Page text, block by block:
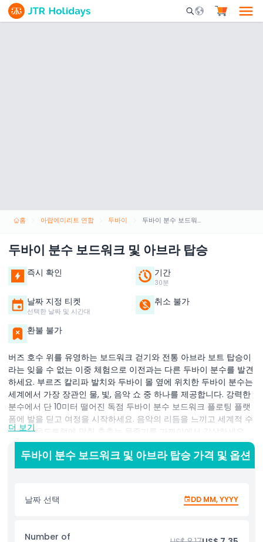
Mobile Search
홈 아랍에미리트 연합 두바이 두바이 분수 보드워크 및 아브라 탑승
두바이 분수 보드워크 및 아브라 탑승
즉시 확인 기간
30분
날짜 지정 티켓
선택한 날짜 및 시간대
취소 불가
환불 불가
버즈 호수 위를 유영하는 보드워크 걷기와 전통 아브라 보트 탑승이
라는 잊을 수 없는 이중 체험으로 이전과는 다른 두바이 분수를 발견
하세요. 부르즈 칼리파 발치와 두바이 몰 옆에 위치한 두바이 분수는
세계에서 가장 장관인 물, 빛, 음악 쇼 중 하나를 제공합니다. 강력한
분수에서 단 10미터 떨어진 독점 두바이 분수 보드워크 플로팅 플랫
폼에 발을 딛고 여정을 시작하세요. 음악의 리듬을 느끼고 세계적 수
준의 사운드트랙에 맞춰 춤추는 물줄기를 가까이에서 감상하세요.
이곳은 멋진 사진을 찍고 쇼를 정면에서 볼 수 있는 완벽한 장소입니
다. 그런 다음 버즈 호수를 가로지르는 전통 아브라 탑승을 시작하여
두바이 분수를 마법 같고 평온한 시각으로 감상하세요. 다채로운 빛
운타운 두바이 스카이라인을 360도 전경으로 감상할 수 있습니다.
더 보기
두바이 분수 보드워크 및 아브라 탑승 가격 및 옵션
날짜 선택 DD MM, YYYY
Number of